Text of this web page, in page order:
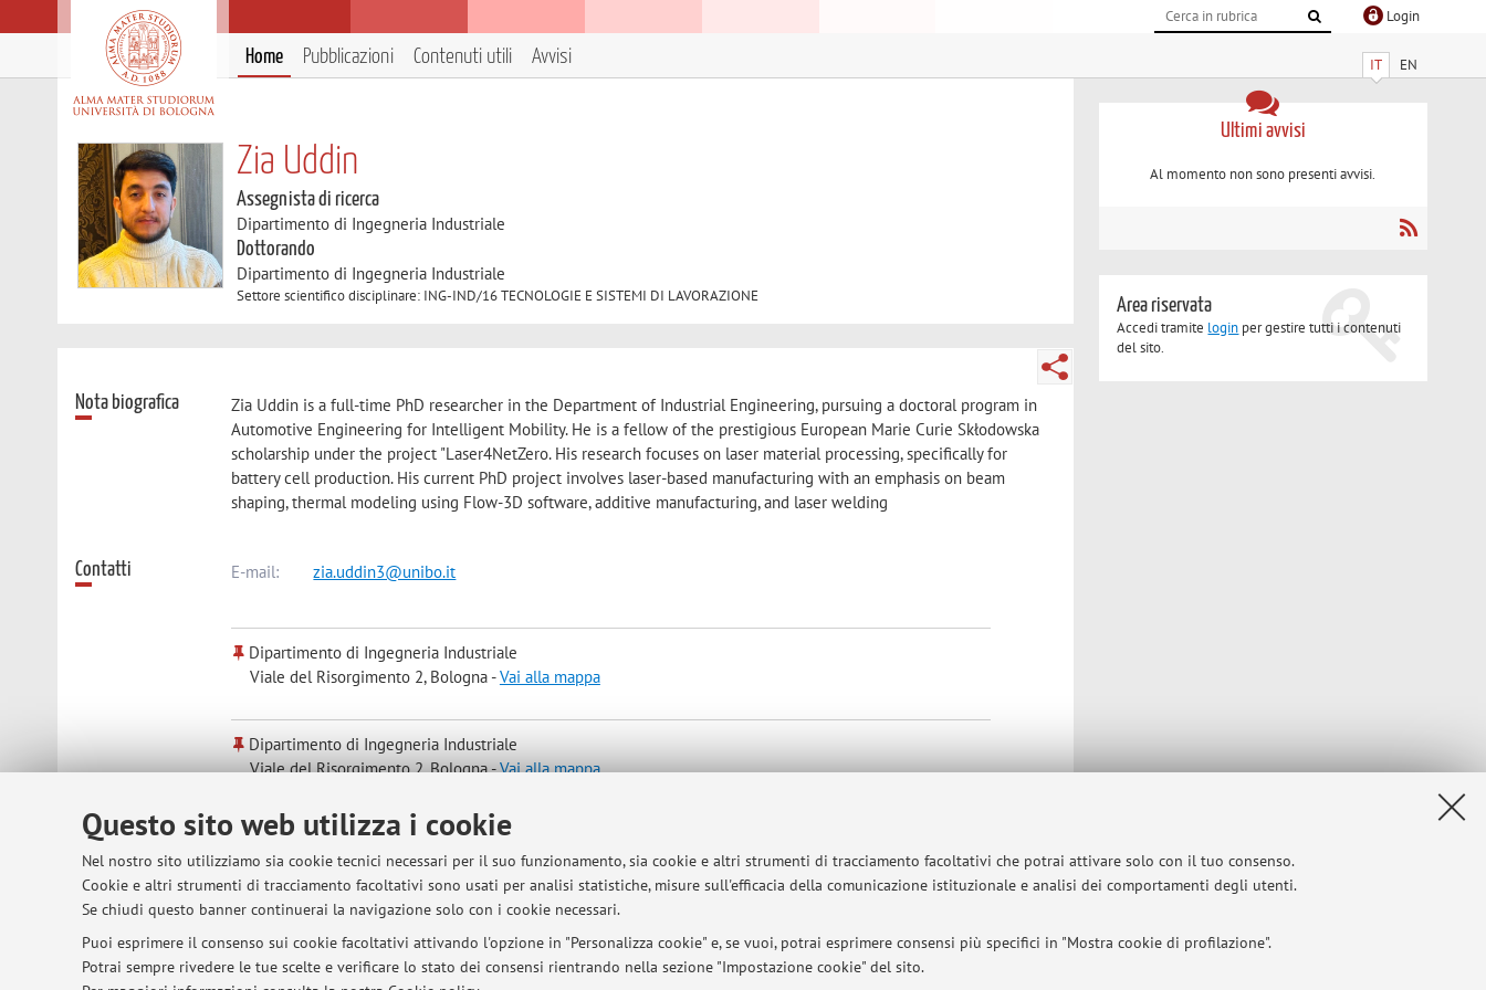
Questo sito web utilizza i cookie
Nel nostro sito utilizziamo sia cookie tecnici necessari per il suo funzionamento, sia cookie e altri strumenti di tracciamento facoltativi che potrai attivare solo con il tuo consenso.
Cookie e altri strumenti di tracciamento facoltativi sono usati per analisi statistiche, misure sull'efficacia della comunicazione istituzionale e analisi dei comportamenti degli utenti.
Se chiudi questo banner continuerai la navigazione solo con i cookie necessari.
Puoi esprimere il consenso sui cookie facoltativi attivando l'opzione in "Personalizza cookie" e, se vuoi, potrai esprimere consensi più specifici in "Mostra cookie di profilazione".
Potrai sempre rivedere le tue scelte e verificare lo stato dei consensi rientrando nella sezione "Impostazione cookie" del sito.
Login
IT EN
Home Pubblicazioni Contenuti utili Avvisi
Zia Uddin
Assegnista di ricerca
Dipartimento di Ingegneria Industriale
Dottorando
Dipartimento di Ingegneria Industriale
Settore scientifico disciplinare: ING-IND/16 TECNOLOGIE E SISTEMI DI LAVORAZIONE
Nota biografica
Zia Uddin is a full-time PhD researcher in the Department of Industrial Engineering, pursuing a doctoral program in
Automotive Engineering for Intelligent Mobility. He is a fellow of the prestigious European Marie Curie Skłodowska
scholarship under the project "Laser4NetZero. His research focuses on laser material processing, specifically for
battery cell production. His current PhD project involves laser-based manufacturing with an emphasis on beam
shaping, thermal modeling using Flow-3D software, additive manufacturing, and laser welding
Contatti E-mail: zia.uddin3@unibo.it
Dipartimento di Ingegneria Industriale
Viale del Risorgimento 2, Bologna -Vai alla mappa
Dipartimento di Ingegneria Industriale
Viale del Risorgimento 2, Bologna -Vai alla mappa
Risorse in rete
Ultimi avvisi
Al momento non sono presenti avvisi.
Area riservata
Accedi tramite login per gestire tutti i contenuti
del sito.